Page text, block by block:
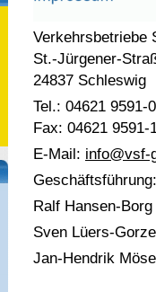
Verkehrsbetriebe
St.-Jürgener-
24837 Schleswig
Tel.: 04621 9591-0
Fax: 04621 9591-
E-Mail: info@vsf-
Geschäftsführung:
Ralf Hansen-Borg
Sven Lüers-
Jan-Hendrik